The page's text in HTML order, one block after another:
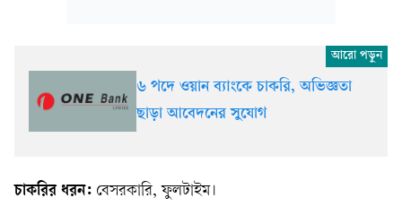
৬ পদে ওয়ান ব্যাংকে চাকরি, অভিজ্ঞতা
ছাড়া আবেদনের সুযোগ
চাকরির ধরন: বেসরকারি, ফুলটাইম।